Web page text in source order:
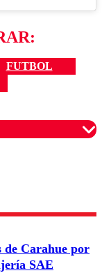
FUTBOL
un
de Carahue por
SAE